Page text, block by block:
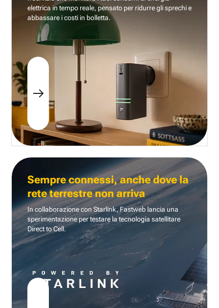
elettrica in tempo reale, pensato per ridurre gli sprechi e
abbassare i costi in bolletta.
Sempre connessi, anche dove la
rete terrestre non arriva
In collaborazione con Starlink, Fastweb lancia una
sperimentazione per testare la tecnologia satellitare
Direct to Cell.